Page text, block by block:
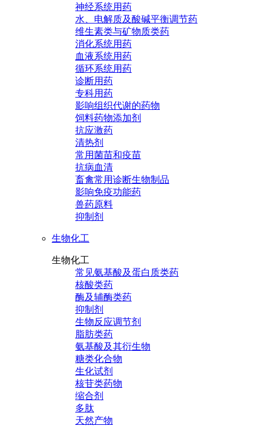
神经系统用药
水、电解质及酸碱平衡调节药
维生素类与矿物质类药
消化系统用药
血液系统用药
循环系统用药
诊断用药
专科用药
影响组织代谢的药物
饲料药物添加剂
抗应激药
清热剂
常用菌苗和疫苗
抗病血清
畜禽常用诊断生物制品
影响免疫功能药
兽药原料
抑制剂
生物化工
生物化工
常见氨基酸及蛋白质类药
核酸类药
酶及辅酶类药
抑制剂
生物反应调节剂
脂肪类药
氨基酸及其衍生物
糖类化合物
生化试剂
核苷类药物
缩合剂
多肽
天然产物